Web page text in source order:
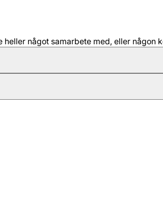
något samarbete med, eller någon